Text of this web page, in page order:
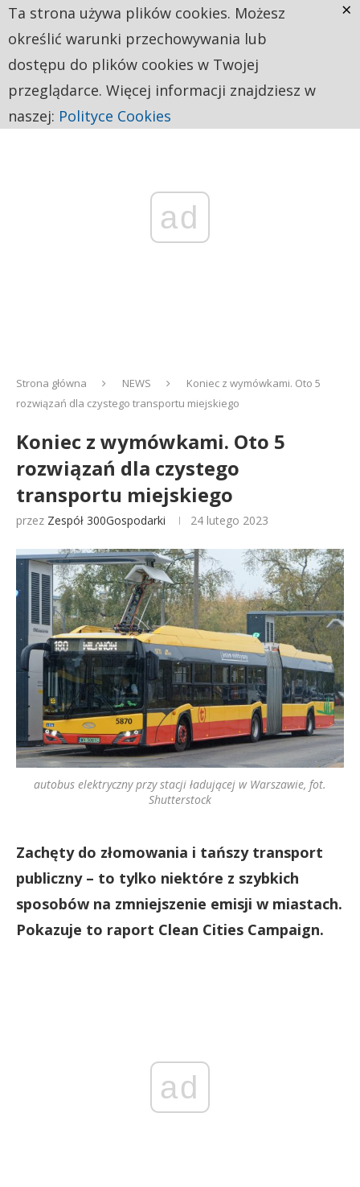
ad
Strona główna NEWS
Koniec z wymówkami. Oto 5
rozwiązań dla czystego transportu miejskiego
Koniec z wymówkami. Oto 5
rozwiązań dla czystego
transportu miejskiego
przez Zespół 300Gospodarki 24 lutego 2023
autobus elektryczny przy stacji ładującej w Warszawie, fot.
Shutterstock
Zachęty do złomowania i tańszy transport
publiczny – to tylko niektóre z szybkich
sposobów na zmniejszenie emisji w miastach.
Pokazuje to raport Clean Cities Campaign.
ad
Ta strona używa plików cookies. Możesz
określić warunki przechowywania lub
dostępu do plików cookies w Twojej
przeglądarce. Więcej informacji znajdziesz w
naszej: Polityce Cookies
×